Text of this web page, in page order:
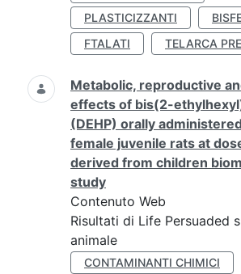
PLASTICIZZANTI
FTALATI
TELARCA
Metabolic, reproductive
effects of bis(2-
(DEHP) orally
female juvenile rats at
derived from children
study
Contenuto Web
Risultati di Life Persuaded
animale
CONTAMINANTI CHIMICI